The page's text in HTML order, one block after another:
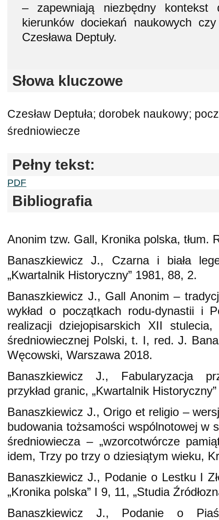
– zapewniają niezbędny kontekst
kierunków dociekań naukowych
Czesława Deptuły.
Słowa kluczowe
Czesław Deptuła; dorobek naukowy;
średniowiecze
Pełny tekst:
PDF
Bibliografia
Anonim tzw. Gall, Kronika polska, tłum.
Banaszkiewicz J., Czarna i biała
„Kwartalnik Historyczny” 1981, 88, 2.
Banaszkiewicz J., Gall Anonim –
wykład o początkach rodu-dynastii i
realizacji dziejopisarskich XII
średniowiecznej Polski, t. I, red. J.
Węcowski, Warszawa 2018.
Banaszkiewicz J., Fabularyzacja
przykład granic, „Kwartalnik
Banaszkiewicz J., Origo et religio –
budowania tożsamości wspólnotowej w
średniowiecza – „wzorcotwórcze
idem, Trzy po trzy o dziesiątym wieku,
Banaszkiewicz J., Podanie o Lestku I
„Kronika polska” I 9, 11, „Studia
Banaszkiewicz J., Podanie o